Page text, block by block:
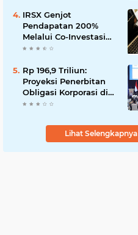
IRSX Genjot
Pendapatan 200%
Melalui Co-Investasi
10+ Film Layar Lebar
Rp 196,9 Triliun:
Proyeksi Penerbitan
Obligasi Korporasi di
Tahun 2026
Lihat Selengkapnya